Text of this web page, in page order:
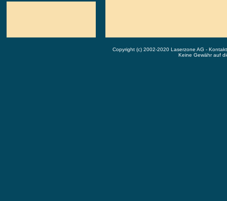
Copyright (c) 2002-2020 Laserzone AG -
Keine Gewähr auf